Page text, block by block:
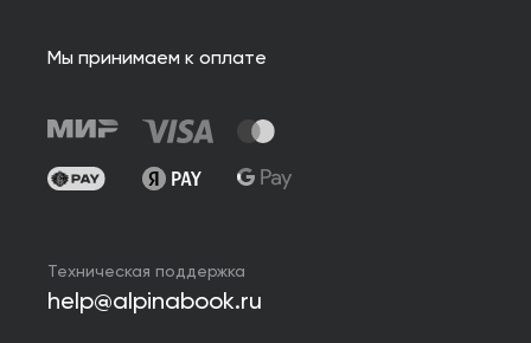
Мы принимаем к оплате
Техническая поддержка
help@alpinabook.ru